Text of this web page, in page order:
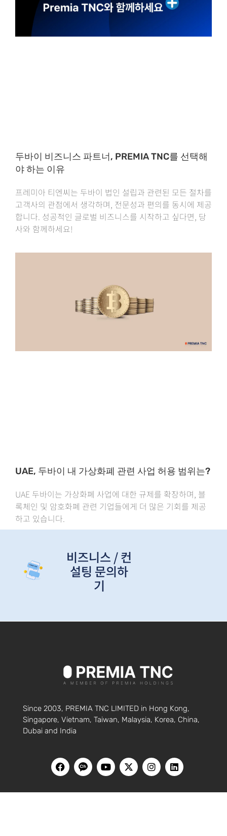
두바이 비즈니스 파트너, PREMIA TNC를 선택해
야 하는 이유
프레미아 티엔씨는 두바이 법인 설립과 관련된 모든 절차를
고객사의 관점에서 생각하며, 전문성과 편의를 동시에 제공
합니다. 성공적인 글로벌 비즈니스를 시작하고 싶다면, 당
사와 함께하세요!
UAE, 두바이 내 가상화폐 관련 사업 허용 범위는?
UAE 두바이는 가상화폐 사업에 대한 규제를 확장하며, 블
록체인 및 암호화폐 관련 기업들에게 더 많은 기회를 제공
하고 있습니다.
비즈니스 / 컨
설팅 문의하
기
Since 2003, PREMIA TNC LIMITED in Hong Kong,
Singapore, Vietnam, Taiwan, Malaysia, Korea, China,
Dubai and India